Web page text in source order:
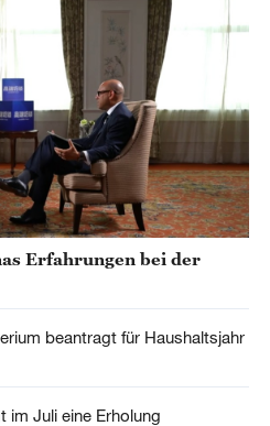
Erfahrungen bei der
beantragt für Haushaltsjahr
im Juli eine Erholung